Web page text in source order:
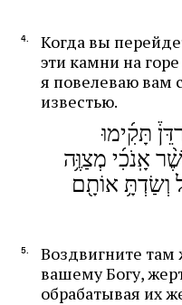
Когда вы
эти камни на
я повелеваю вам
известью.
תָּקִ֜ימוּ
אָֽנֹכִ֜י מְצַוֶּ֥ה
וְשַׂדְתָּ֥ אוֹתָ֖ם
Воздвигните там
вашему Богу,
обрабатывая их